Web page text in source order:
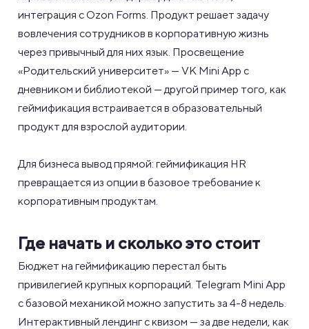
интеграция с Ozon Forms. Продукт решает задачу
вовлечения сотрудников в корпоративную жизнь
через привычный для них язык. Просвещение
«Родительский университет» — VK Mini App с
дневником и библиотекой — другой пример того, как
геймификация встраивается в образовательный
продукт для взрослой аудитории.
Для бизнеса вывод прямой: геймификация HR
превращается из опции в базовое требование к
корпоративным продуктам.
Где начать и сколько это стоит
Бюджет на геймификацию перестал быть
привилегией крупных корпораций. Telegram Mini App
с базовой механикой можно запустить за 4-8 недель.
Интерактивный лендинг с квизом — за две недели, как